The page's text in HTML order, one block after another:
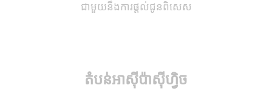
ជាមួយនឹងការផ្តល់ជូនពិសេស
តំបន់អាស៊ីប៉ាស៊ីហ្វិច